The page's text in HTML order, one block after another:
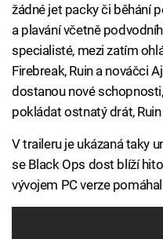
žádné jet packy či běhání
a plavání včetně
specialisté, mezi zatím
Firebreak, Ruin a nováčci
dostanou nové
pokládat ostnatý drát,
V traileru je ukázaná taky
se Black Ops dost blíží
vývojem PC verze